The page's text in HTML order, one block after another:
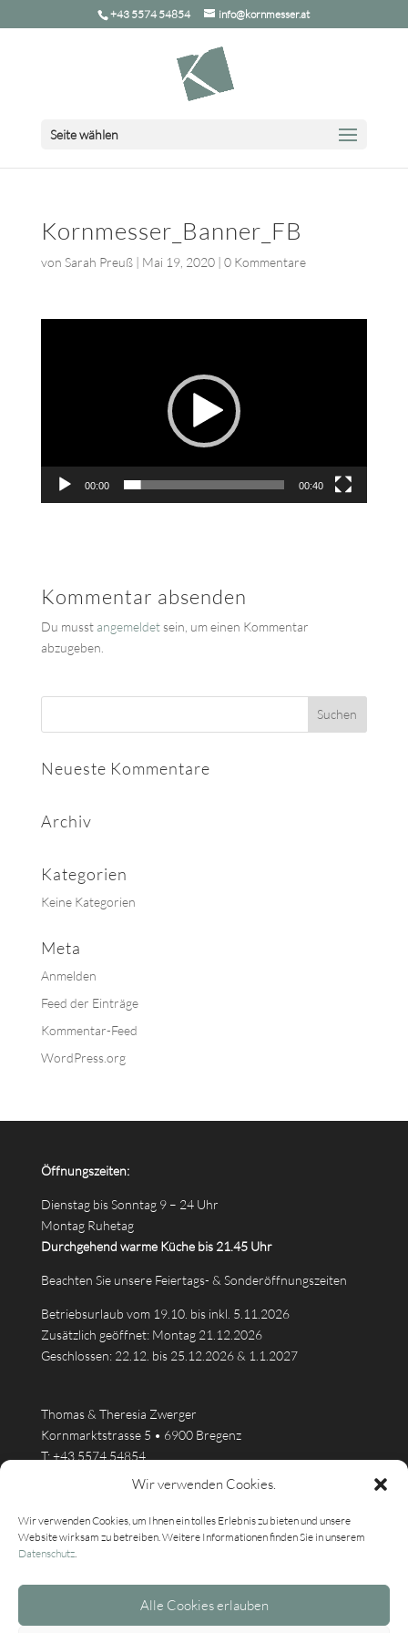
Wir verwenden Cookies.
Wir verwenden Cookies, um Ihnen ein tolles Erlebnis zu bieten und unsere
Website wirksam zu betreiben. Weitere Informationen finden Sie in unserem
Datenschutz.
Alle Cookies erlauben
+43 5574 54854 info@kornmesser.at
Seite wählen
Kornmesser_Banner_FB
von Sarah Preuß| Mai 19, 2020| 0 Kommentare
00:00 00:40
Kommentar absenden
Du musstangemeldetsein, um einen Kommentar
abzugeben.
Neueste Kommentare
Archiv
Kategorien
Keine Kategorien
Meta
Anmelden
Feed der Einträge
Kommentar-Feed
WordPress.org
Öffnungszeiten:
Dienstag bis Sonntag 9 – 24 Uhr
Montag Ruhetag
Durchgehend warme Küche bis 21.45 Uhr
Beachten Sie unsere Feiertags- & Sonderöffnungszeiten
Betriebsurlaub vom 19.10. bis inkl. 5.11.2026
Zusätzlich geöffnet: Montag 21.12.2026
Geschlossen: 22.12. bis 25.12.2026 & 1.1.2027
Thomas & Theresia Zwerger
Kornmarktstrasse 5 • 6900 Bregenz
T:+43 5574 54854
info@kornmesser.at